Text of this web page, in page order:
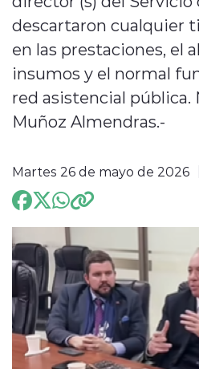
INTERNACIONAL
ENTREVISTAS
descartaron cualquier
en las prestaciones, el
insumos y el normal
red asistencial pública.
Muñoz Almendras.-
Martes 26 de mayo de 2026